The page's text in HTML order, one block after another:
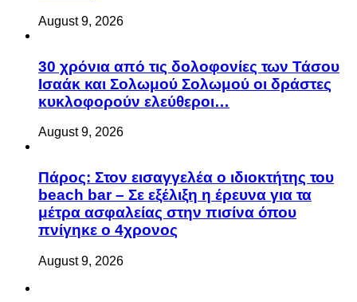
August 9, 2026
30 χρόνια από τις δολοφονίες των Τάσου
Ισαάκ και Σολωμού Σολωμού οι δράστες
κυκλοφορούν ελεύθεροι…
August 9, 2026
Πάρος: Στον εισαγγελέα ο ιδιοκτήτης του
beach bar – Σε εξέλιξη η έρευνα για τα
μέτρα ασφαλείας στην πισίνα όπου
πνίγηκε ο 4χρονος
August 9, 2026